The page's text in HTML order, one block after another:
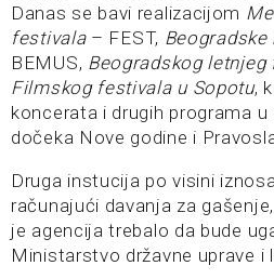
Danas se bavi realizacijom
festivala– FEST,
BEMUS, Beogrаdskog letnjeg
Filmskog festivаla u Sopotu,
koncerata i drugih programa
dočeka Nove godine i
Druga instucija po visini
računajući davanja za
je agencija trebalo da bude
Ministarstvo državne uprave i